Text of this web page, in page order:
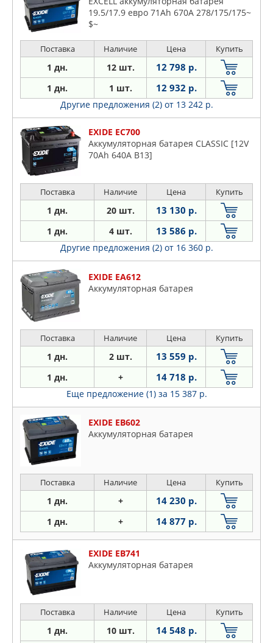
19.5/17.9 евро 71Ah 670A 278/175/175~
$~
Поставка Наличие Цена Купить
1 дн. 12 шт. 12 798 р.
1 дн. 1 шт. 12 932 р.
Другие предложения (2) от 13 242 р.
EXIDE EC700
Аккумуляторная батарея CLASSIC [12V
70Ah 640A B13]
Поставка Наличие Цена Купить
1 дн. 20 шт. 13 130 р.
1 дн. 4 шт. 13 586 р.
Другие предложения (2) от 16 360 р.
EXIDE EA612
Аккумуляторная батарея
Поставка Наличие Цена Купить
1 дн. 2 шт. 13 559 р.
1 дн. + 14 718 р.
Еще предложение (1) за 15 387 р.
EXIDE EB602
Аккумуляторная батарея
Поставка Наличие Цена Купить
1 дн. + 14 230 р.
1 дн. + 14 877 р.
EXIDE EB741
Аккумуляторная батарея
Поставка Наличие Цена Купить
1 дн. 10 шт. 14 548 р.